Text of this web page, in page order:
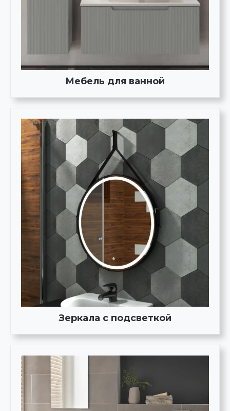
Мебель для ванной
Зеркала с подсветкой